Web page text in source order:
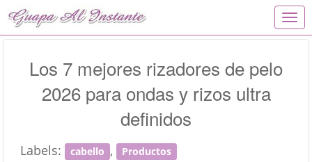
T
o
Los 7 mejores rizadores de pelo
2026 para ondas y rizos ultra
definidos
Labels: cabello , Productos